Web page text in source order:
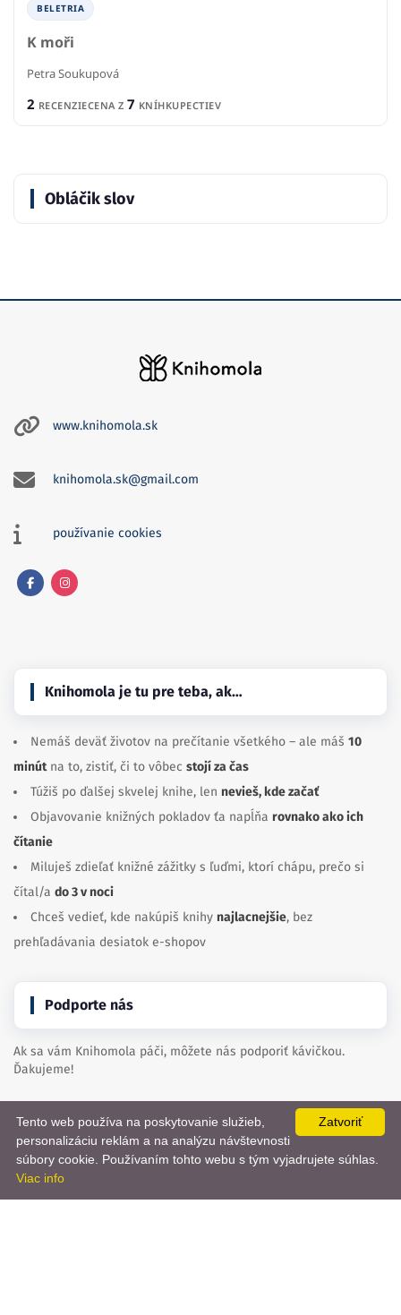
BELETRIA
K moři
Petra Soukupová
2 RECENZIECENA Z 7 KNÍHKUPECTIEV
Obláčik slov
www.knihomola.sk
knihomola.sk@gmail.com
používanie cookies
Knihomola je tu pre teba, ak…
Nemáš deväť životov na prečítanie všetkého – ale máš 10
minútna to, zistiť, či to vôbec stojí za čas
Túžiš po ďalšej skvelej knihe, len nevieš, kde začať
Objavovanie knižných pokladov ťa napĺňa rovnako ako ich
čítanie
Miluješ zdieľať knižné zážitky s ľuďmi, ktorí chápu, prečo si
čítal/a do 3 v noci
Chceš vedieť, kde nakúpiš knihy najlacnejšie, bez
prehľadávania desiatok e-shopov
Podporte nás
Ak sa vám Knihomola páči, môžete nás podporiť kávičkou.
Ďakujeme!
Kúpte nám kávu
📨
Zatvoriť
Tento web používa na poskytovanie služieb,
personalizáciu reklám a na analýzu návštevnosti
súbory cookie. Používaním tohto webu s tým vyjadrujete súhlas.
Viac info